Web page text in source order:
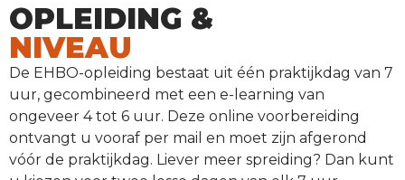
OPLEIDING &
NIVEAU
De EHBO-opleiding bestaat uit één praktijkdag van 7
uur, gecombineerd met een e-learning van
ongeveer 4 tot 6 uur. Deze online voorbereiding
ontvangt u vooraf per mail en moet zijn afgerond
vóór de praktijkdag. Liever meer spreiding? Dan kunt